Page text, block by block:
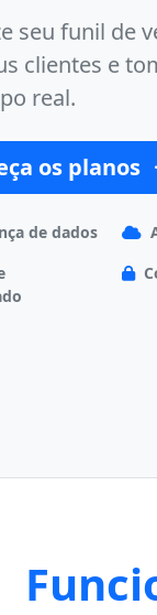
seu funil de
clientes e
real.
os planos
de dados